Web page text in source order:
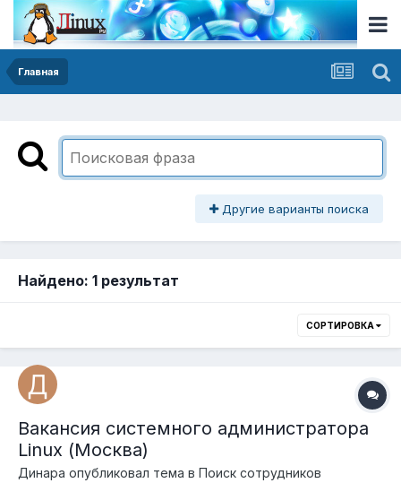
Главная
Другие варианты поиска
Найдено: 1 результат
СОРТИРОВКА
Вакансия системного администратора
Linux (Москва)
Динара опубликовал тема в Поиск сотрудников